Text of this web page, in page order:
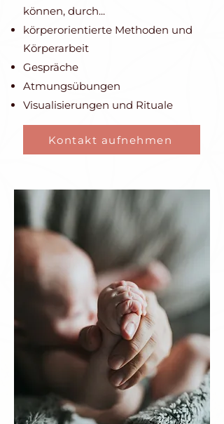
können, durch...
körperorientierte Methoden und
Körperarbeit
Gespräche
Atmungsübungen
Visualisierungen und Rituale
Kontakt aufnehmen